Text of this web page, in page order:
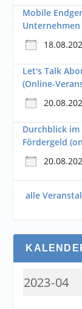
Mobile
Let's Talk
(Online-
Durchblick im
Fördergeld
alle